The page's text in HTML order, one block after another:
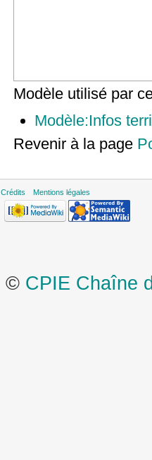
Modèle utilisé par
Modèle:Infos
Revenir à la page
Crédits Mentions légales
© CPIE Chaîne